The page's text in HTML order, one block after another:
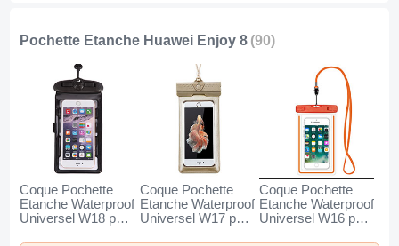
Pochette Etanche Huawei Enjoy 8 (90)
Coque Pochette
Etanche Waterproof
Universel W18 pour
Coque Pochette
Etanche Waterproof
Universel W17 pour
Coque Pochette
Etanche Waterproof
Universel W16 pour